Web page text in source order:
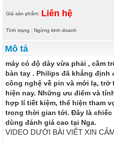
Giá sản phẩm: Liên hệ
Tình trạng : Ngừng kinh doanh
Mô tả
máy có độ dày vừa phải , cầm
bàn tay . Philips đã khẳng
công nghệ về pin và mới lạ,
hiện nay. Những ưu điểm và
hợp lí tiết kiệm, thể hiện tham
trong thời gian tới. Đây là
dùng đánh giá cao tại Nga.
VIDEO DƯỚI BÀI VIẾT XIN